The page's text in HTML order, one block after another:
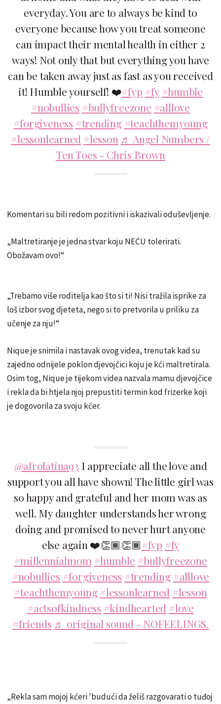
everyday. You are to always be kind to
everyone because how you treat someone
can impact their mental health in either 2
ways! Not only that but everything you have
can be taken away just as fast as you received
it! Humble yourself! ❤️#fyp #fy #humble
#nobullies #bullyfreezone #alllove
#forgiveness #trending #teachthemyoung
#lessonlearned #lesson ♬ Angel Numbers /
Ten Toes - Chris Brown
Komentari su bili redom pozitivni i iskazivali oduševljenje.
„Maltretiranje je jedna stvar koju NEĆU tolerirati.
Obožavam ovo!“
„Trebamo više roditelja kao što si ti! Nisi tražila isprike za
loš izbor svog djeteta, nego si to pretvorila u priliku za
učenje za nju!“
Nique je snimila i nastavak ovog videa, trenutak kad su
zajedno odnijele poklon djevojčici koju je kći maltretirala.
Osim tog, Nique je tijekom videa nazvala mamu djevojčice
i rekla da bi htjela njoj prepustiti termin kod frizerke koji
je dogovorila za svoju kćer.
@afrolatina93 I appreciate all the love and
support you all have shown! The little girl was
so happy and grateful and her mom was as
well. My daughter understands her wrong
doing and promised to never hurt anyone
else again ❤️👏🏾👏🏾#fyp #fy
#millennialmom #humble #bullyfreezone
#nobullies #forgiveness #trending #alllove
#teachthemyoung #lessonlearned #lesson
#actsofkindness #kindhearted #love
#friends ♬ original sound - NOFEELINGS.
„Rekla sam mojoj kćeri 'budući da želiš razgovarati o tuđoj